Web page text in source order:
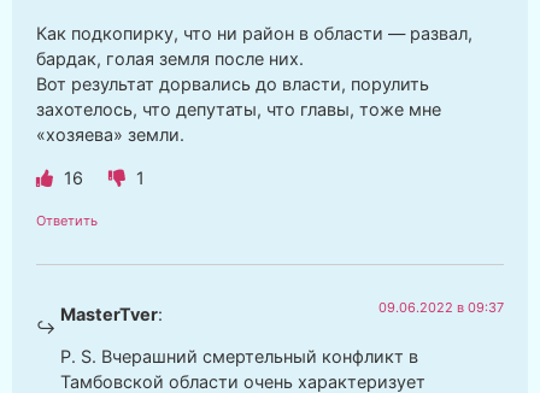
Как подкопирку, что ни район в области — развал,
бардак, голая земля после них.
Вот результат дорвались до власти, порулить
захотелось, что депутаты, что главы, тоже мне
«хозяева» земли.
16 1
Ответить
MasterTver: 09.06.2022 в 09:37
P. S. Вчерашний смертельный конфликт в
Тамбовской области очень характеризует